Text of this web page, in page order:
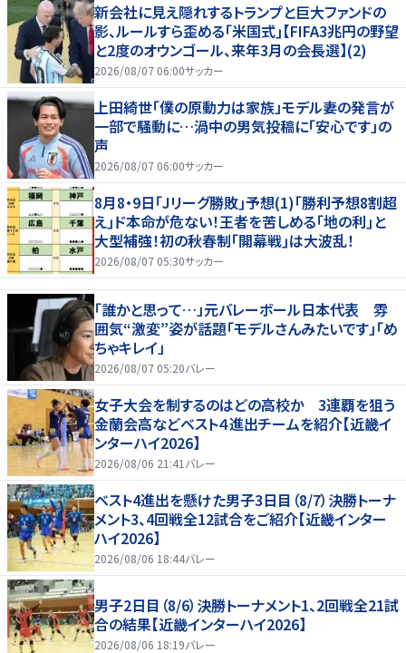
新会社に見え隠れするトランプと巨大ファンドの
影、ルールすら歪める｢米国式｣【FIFA3兆円の野望
と2度のオウンゴール、来年3月の会長選】(2)
2026/08/07 06:00サッカー
上田綺世「僕の原動力は家族」モデル妻の発言が
一部で騒動に…渦中の男気投稿に「安心です」の
声
2026/08/07 06:00サッカー
8月8・9日｢Jリーグ勝敗｣予想(1)｢勝利予想8割超
え｣ド本命が危ない！王者を苦しめる｢地の利｣と
大型補強！初の秋春制｢開幕戦｣は大波乱！
2026/08/07 05:30サッカー
「誰かと思って…」元バレーボール日本代表 雰
囲気“激変”姿が話題「モデルさんみたいです」「め
ちゃキレイ」
2026/08/07 05:20バレー
女子大会を制するのはどの高校か 3連覇を狙う
金蘭会高などベスト４進出チームを紹介【近畿イ
ンターハイ2026】
2026/08/06 21:41 バレー
ベスト4進出を懸けた男子3日目（8/7）決勝トーナ
メント3、4回戦全12試合をご紹介【近畿インター
ハイ2026】
2026/08/06 18:44バレー
男子2日目（8/6）決勝トーナメント1、2回戦全21試
合の結果【近畿インターハイ2026】
2026/08/06 18:19バレー